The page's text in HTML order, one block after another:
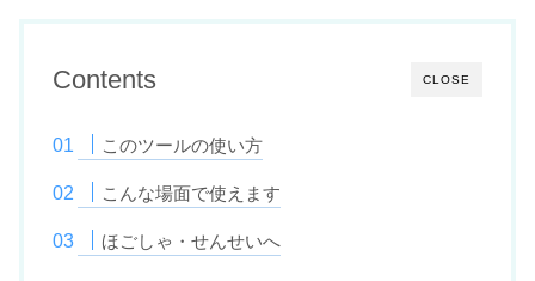
CLOSE
Contents
このツールの使い方
こんな場面で使えます
ほごしゃ・せんせいへ